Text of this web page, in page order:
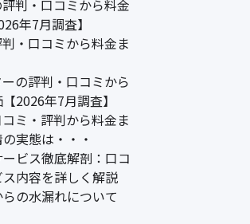
判・口コミから料金
年7月調査】
・口コミから料金ま
の評判・口コミから
2026年7月調査】
ミ・評判から料金ま
実態は・・・
ビス徹底解剖：口コ
内容を詳しく解説
の水漏れについて